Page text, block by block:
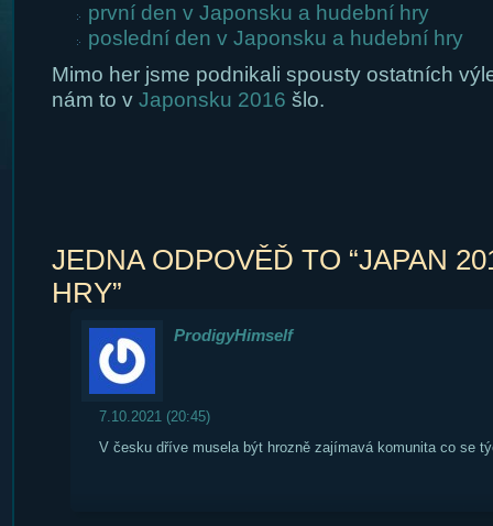
první den v Japonsku a hudební hry
poslední den v Japonsku a hudební hry
Mimo her jsme podnikali spousty ostatních
nám to v Japonsku 2016 šlo.
JEDNA ODPOVĚĎ TO “JAPAN
HRY”
ProdigyHimself
7.10.2021 (20:45)
V česku dříve musela být hrozně zajímavá komunita co se